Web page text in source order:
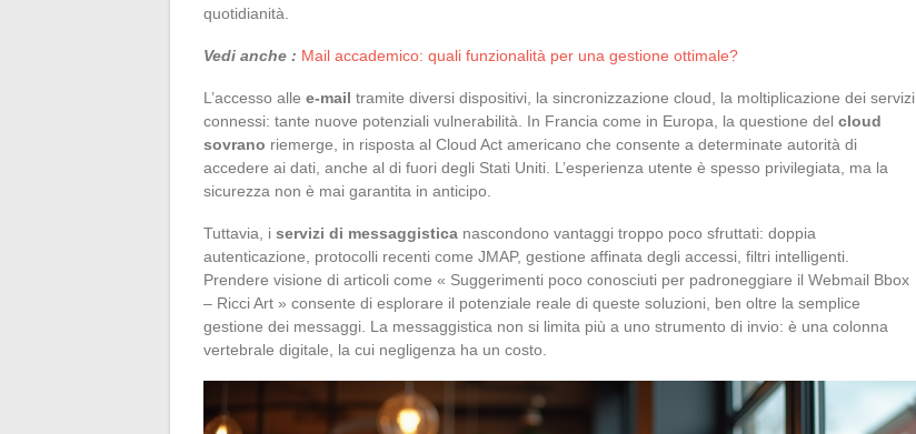
quotidianità.
Vedi anche : Mail accademico: quali funzionalità per una gestione ottimale?
L’accesso alle e-mail tramite diversi dispositivi, la sincronizzazione cloud, la moltiplicazione dei servizi
connessi: tante nuove potenziali vulnerabilità. In Francia come in Europa, la questione del cloud
sovrano riemerge, in risposta al Cloud Act americano che consente a determinate autorità di
accedere ai dati, anche al di fuori degli Stati Uniti. L’esperienza utente è spesso privilegiata, ma la
sicurezza non è mai garantita in anticipo.
Tuttavia, i servizi di messaggistica nascondono vantaggi troppo poco sfruttati: doppia
autenticazione, protocolli recenti come JMAP, gestione affinata degli accessi, filtri intelligenti.
Prendere visione di articoli come « Suggerimenti poco conosciuti per padroneggiare il Webmail Bbox
– Ricci Art » consente di esplorare il potenziale reale di queste soluzioni, ben oltre la semplice
gestione dei messaggi. La messaggistica non si limita più a uno strumento di invio: è una colonna
vertebrale digitale, la cui negligenza ha un costo.